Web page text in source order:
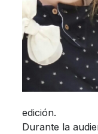
edición.
Durante la